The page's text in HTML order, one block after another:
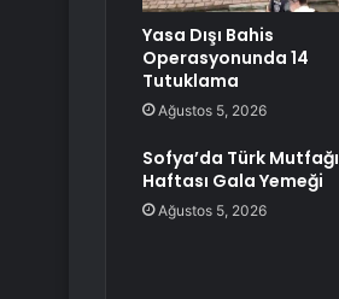
Yasa Dışı Bahis
Operasyonunda 14
Tutuklama
Ağustos 5, 2026
Sofya’da Türk Mutfağı
Haftası Gala Yemeği
Ağustos 5, 2026